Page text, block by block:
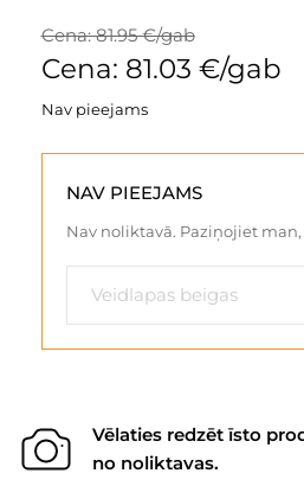
Cena: 81.95 €/gab
Cena: 81.03 €/gab
Nav pieejams
NAV PIEEJAMS
Nav noliktavā. Paziņojiet
Vēlaties redzēt īsto
no noliktavas.